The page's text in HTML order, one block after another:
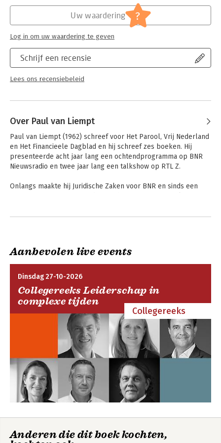
Strafrecht algemeen
Schrijf een recensie
Lees ons recensiebeleid
Uw waardering ?
Log in om uw waardering te geven
Over Paul van Liempt
Paul van Liempt (1962) schreef voor Het Parool, Vrij Nederland
en Het Financieele Dagblad en hij schreef zes boeken. Hij
presenteerde acht jaar lang een ochtendprogramma op BNR
Nieuwsradio en twee jaar lang een talkshow op RTL Z.
Onlangs maakte hij Juridische Zaken voor BNR en sinds een
podcasts voor ChangeInc.
Aanbevolen live events
Dinsdag 27-10-2026
Collegereeks Leiderschap in
complexe tijden
Collegereeks
Anderen die dit boek kochten,